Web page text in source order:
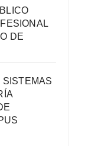
DE
SISTEMAS